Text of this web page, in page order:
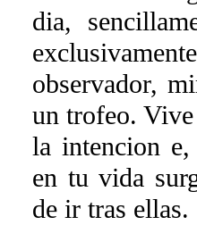
dia,
observador,
un trofeo. Vive
la intencion e,
en tu vida
de ir tras ellas.